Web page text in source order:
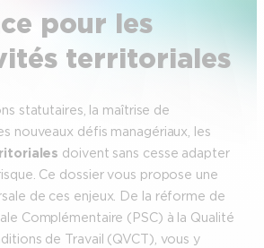
pour les
territoriales
statutaires, la maîtrise de
nouveaux défis managériaux, les
doivent sans cesse adapter
Ce dossier vous propose une
de ces enjeux. De la réforme de
Complémentaire (PSC) à la Qualité
de Travail (QVCT), vous y